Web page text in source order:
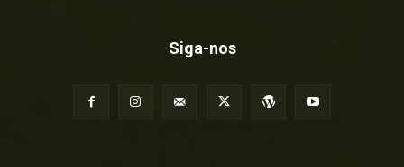
Siga-nos